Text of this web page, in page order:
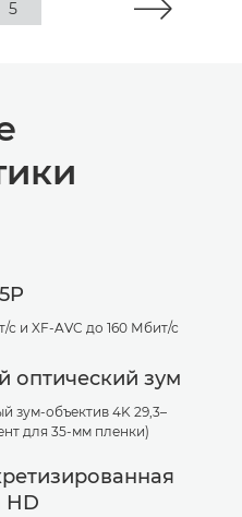
5
с и XF-AVC до 160 Мбит/с
оптический зум
зум-объектив 4K 29,3–
для 35-мм пленки)
HD